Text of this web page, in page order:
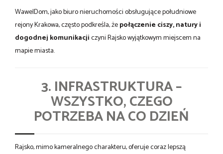
WawelDom, jako biuro nieruchomości obsługujące południowe
rejony Krakowa, często podkreśla, żepołączenie ciszy, natury i
dogodnej komunikacjiczyni Rajsko wyjątkowym miejscem na
mapie miasta.
3. INFRASTRUKTURA –
WSZYSTKO, CZEGO
POTRZEBA NA CO DZIEŃ
Rajsko, mimo kameralnego charakteru, oferuje coraz lepszą